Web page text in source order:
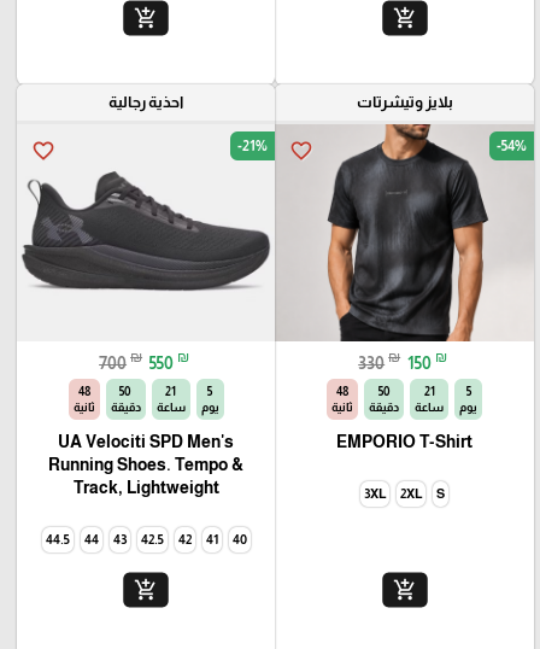
add_shopping_cart
add_shopping_cart
بلايز وتيشرتات
favorite_border -54%
330 ₪ 150 ₪
5
يوم
21
ساعة
50
دقيقة
46
ثانية
EMPORIO T-Shirt
S
2XL
3XL
add_shopping_cart
احذية رجالية
favorite_border -21%
700 ₪ 550 ₪
5
يوم
21
ساعة
50
دقيقة
46
ثانية
UA Velociti SPD Men's
Running Shoes. Tempo &
Track, Lightweight
40
41
42
42.5
43
44
44.5
add_shopping_cart